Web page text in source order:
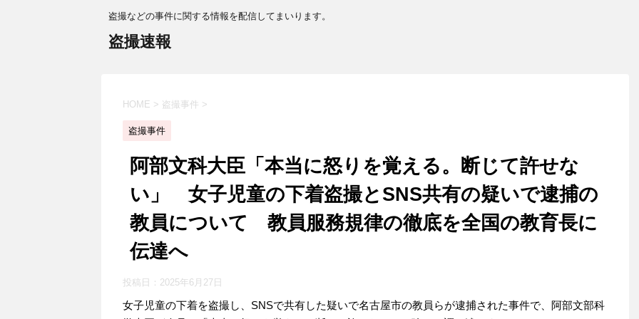
盗撮などの事件に関する情報を配信してまいります。
盗撮速報
HOME > 盗撮事件 >
盗撮事件
阿部文科大臣「本当に怒りを覚える。断じて許せな
い」 女子児童の下着盗撮とSNS共有の疑いで逮捕の
教員について 教員服務規律の徹底を全国の教育長に
伝達へ
投稿日： 2025年6月27日
女子児童の下着を盗撮し、SNSで共有した疑いで名古屋市の教員らが逮捕された事件で、阿部文部科